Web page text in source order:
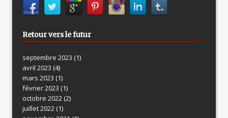
Retour vers le futur
septembre 2023 (1)
avril 2023 (4)
mars 2023 (1)
février 2023 (1)
octobre 2022(2)
juillet 2022(1)